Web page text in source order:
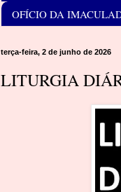
OFÍCIO DA
terça-feira, 2 de junho de 2026
LITURGIA